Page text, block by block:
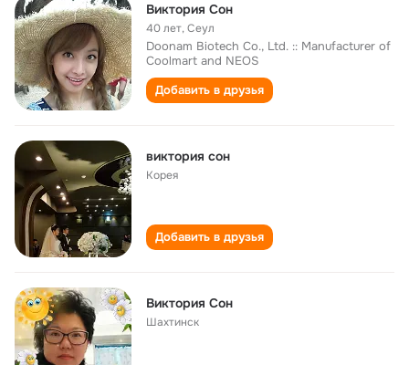
Виктория Сон
40 лет,Сеул
Doonam Biotech Co., Ltd. :: Manufacturer of
Coolmart and NEOS
Добавить в друзья
виктория сон
Корея
Добавить в друзья
Виктория Сон
Шахтинск